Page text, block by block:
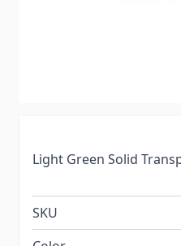
Light Green Solid
SKU